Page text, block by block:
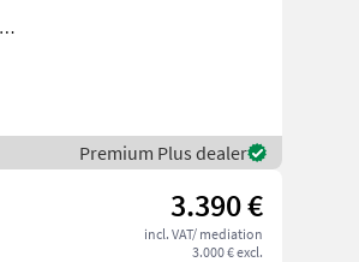
Premium Plus dealer
3.390 €
incl. VAT/ mediation
3.000 € excl.